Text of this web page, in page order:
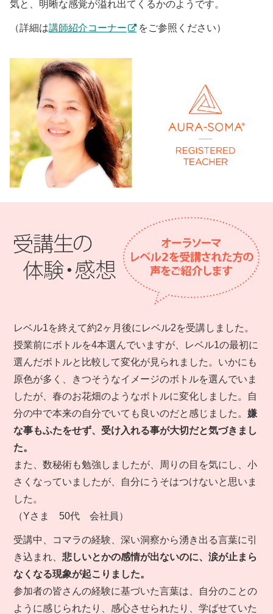
気と、明晰な感覚が溢れ出てくるかのようです。
（詳細は講師紹介コーナー をご参照ください）
レベル1を終えて約2ヶ月後にレベル2を受講しました。
授業前にボトルを4本選んでいますが、レベル1の最初に
選んだボトルと比較して変化が見られました。いかにも
原色が多く、きつそうなイメージのボトルを選んでいま
したが、春のお花畑のようなボトルに変化しました。自
分の中で本来の自分でいても良いのだと感じました。嫌
な事もふたをせず、受け入れる事が大切だと気づきまし
た。
また、数秘術も勉強しましたが、周りの目を気にし、小
さくなっていましたが、自分にうそはつけないと思いま
した。
（Yさま 50代 会社員）
受講中、コマラの経験、深い洞察から湧き出る言葉に引
き込まれ、悲しいとかの感情が出ないのに、涙が止まら
なくなる現象が起こりました。
参加者の皆さんの経験に基づいた言葉は、自分のことの
ように感じられたり、感心させられたり、学ばせていた